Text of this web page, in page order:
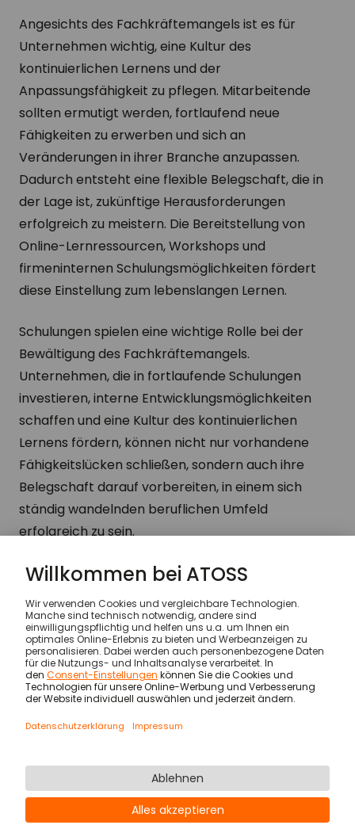
Angesichts des Fachkräftemangels ist es für
Unternehmen wichtig, eine Kultur des
kontinuierlichen Lernens und der
Anpassungsfähigkeit zu pflegen. Mitarbeitende
sollten ermutigt werden, fortlaufend neue
Fähigkeiten zu erwerben und sich an
Veränderungen in ihrer Branche anzupassen.
Dadurch entsteht eine flexible Belegschaft, die in
der Lage ist, zukünftige Herausforderungen
erfolgreich zu meistern. Die Bereitstellung von
Online-Lernressourcen, Workshops und
firmeninternen Schulungsmöglichkeiten fördert
diese Einstellung zum lebenslangen Lernen.
Schulungen spielen eine wichtige Rolle bei der
Bewältigung des Fachkräftemangels.
Unternehmen, die in fortlaufende Schulungen
investieren, interne Entwicklungsmöglichkeiten
schaffen und eine Kultur des kontinuierlichen
Lernens fördern, können nicht nur vorhandene
Fähigkeitslücken schließen, sondern auch ihre
Belegschaft darauf vorbereiten, in einem sich
ständig wandelnden beruflichen Umfeld
erfolgreich zu sein.
Wissen & Inspiration … Fachkräftemangel: eine
Impressum AGB AVV Sicherheit
Rechtliche Hinweise
Karriere
© ATOSS Software SE